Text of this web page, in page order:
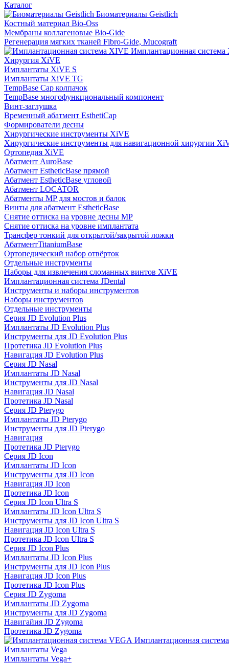
Каталог
Биоматериалы Geistlich
Костный материал Bio-Oss
Мембраны коллагеновые Bio-Gide
Регенерация мягких тканей Fibro-Gide, Mucograft
Имплантационная
Хирургия XiVE
Имплантаты XiVE S
Имплантаты XiVE TG
TempBase Cap колпачок
TempBase многофункциональный компонент
Винт-заглушка
Временный абатмент EsthetiCap
Формирователи десны
Хирургические инструменты XiVE
Хирургические инструменты для навигационной хирургии
Ортопедия XiVE
Абатмент AuroBase
Абатмент EstheticBase прямой
Абатмент EstheticBase угловой
Абатмент LOCATOR
Абатменты MP для мостов и балок
Винты для абатмент EstheticBase
Снятие оттиска на уровне десны MP
Снятие оттиска на уровне имплантата
Трансфер тонкий для открытой/закрытой ложки
АбатментTitaniumBase
Ортопедический набор отвёрток
Отдельные инструменты
Наборы для извлечения сломанных винтов XiVE
Имплантационная система JDental
Инструменты и наборы инструментов
Наборы инструментов
Отдельные инструменты
Серия JD Evolution Plus
Имплантаты JD Evolution Plus
Инструменты для JD Evolution Plus
Протетика JD Evolution Plus
Навигация JD Evolution Plus
Серия JD Nasal
Имплантаты JD Nasal
Инструменты для JD Nasal
Навигация JD Nasal
Протетика JD Nasal
Серия JD Pterygo
Имплантаты JD Pterygo
Инструменты для JD Pterygo
Навигация
Протетика JD Pterygo
Серия JD Icon
Имплантаты JD Icon
Инструменты для JD Icon
Навигация JD Icon
Протетика JD Icon
Серия JD Icon Ultra S
Имплантаты JD Icon Ultra S
Инструменты для JD Icon Ultra S
Навигация JD Icon Ultra S
Протетика JD Icon Ultra S
Серия JD Icon Plus
Имплантаты JD Icon Plus
Инструменты для JD Icon Plus
Навигация JD Icon Plus
Протетика JD Icon Plus
Серия JD Zygoma
Имплантаты JD Zygoma
Инструменты для JD Zygoma
Навигайия JD Zygoma
Протетика JD Zygoma
Имплантационная
Имплантаты Vega
Имплантаты Vega+